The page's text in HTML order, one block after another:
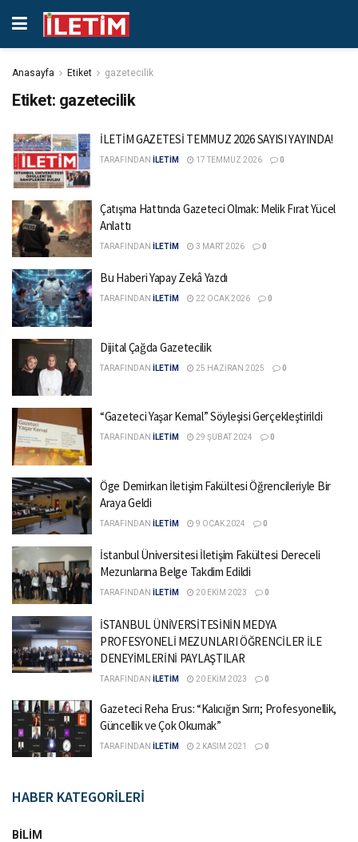
Anasayfa Etiket gazetecilik
Etiket: gazetecilik
İLETİM GAZETESİ TEMMUZ 2026 SAYISI YAYINDA!
TARAFINDAN İLETİM 17 TEMMUZ 2026 0
Çatışma Hattında Gazeteci Olmak: Melik Fırat Yücel
Anlattı
TARAFINDAN İLETİM 3 MART 2026 0
Bu Haberi Yapay Zekâ Yazdı
TARAFINDAN İLETİM 22 OCAK 2026 0
Dijital Çağda Gazetecilik
TARAFINDAN İLETİM 25 HAZIRAN 2025 0
“Gazeteci Yaşar Kemal” Söyleşisi Gerçekleştirildi
TARAFINDAN İLETİM 29 ŞUBAT 2024 0
Öge Demirkan İletişim Fakültesi Öğrencileriyle Bir
Araya Geldi
TARAFINDAN İLETİM 9 OCAK 2024 0
İstanbul Üniversitesi İletişim Fakültesi Dereceli
Mezunlarına Belge Takdim Edildi
TARAFINDAN İLETİM 20 EKIM 2023 0
İSTANBUL ÜNİVERSİTESİNİN MEDYA
PROFESYONELİ MEZUNLARI ÖĞRENCİLER İLE
DENEYİMLERİNİ PAYLAŞTILAR
TARAFINDAN İLETİM 20 EKIM 2023 0
Gazeteci Reha Erus: “Kalıcığın Sırrı; Profesyonellik,
Güncellik ve Çok Okumak”
TARAFINDAN İLETİM 2 KASIM 2021 0
HABER KATEGORİLERİ
BILIM